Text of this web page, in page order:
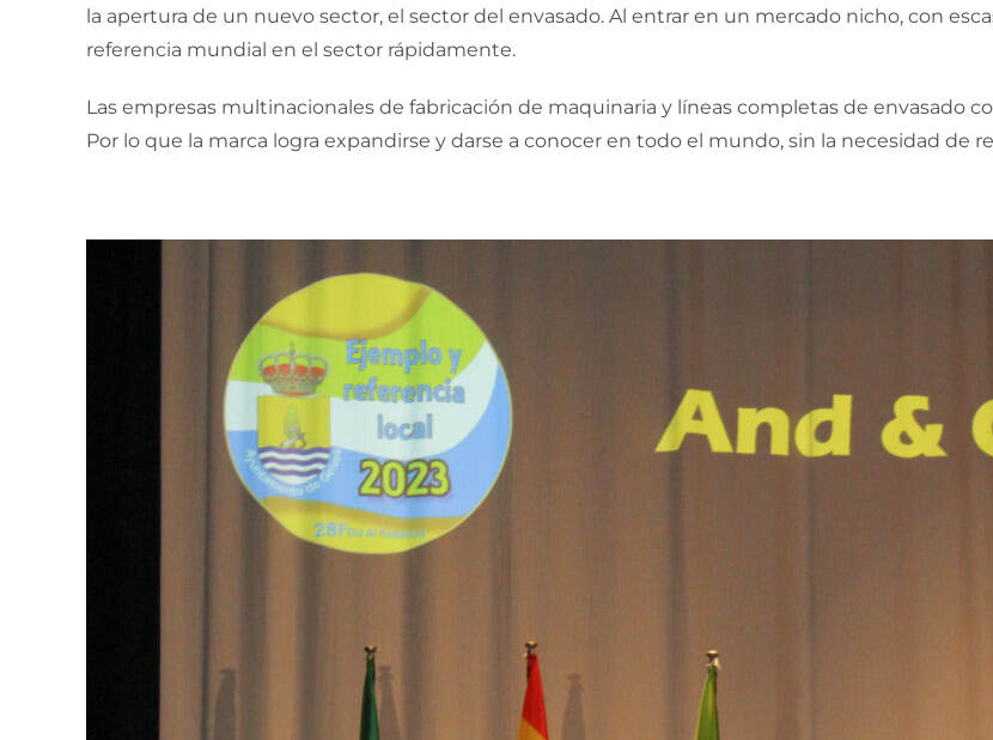
la apertura de un nuevo sector, el sector del envasado. Al entrar en un mercado nicho, con
referencia mundial en el sector rápidamente.
Las empresas multinacionales de fabricación de maquinaria y líneas completas de envasado
Por lo que la marca logra expandirse y darse a conocer en todo el mundo, sin la necesidad